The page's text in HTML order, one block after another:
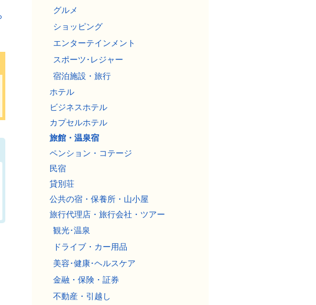
グルメ
ショッピング
エンターテインメント
スポーツ･レジャー
宿泊施設・旅行
ホテル
ビジネスホテル
カプセルホテル
旅館・温泉宿
ペンション・コテージ
民宿
貸別荘
公共の宿・保養所・山小屋
旅行代理店・旅行会社・ツアー
観光･温泉
ドライブ・カー用品
美容･健康･ヘルスケア
金融・保険・証券
不動産・引越し